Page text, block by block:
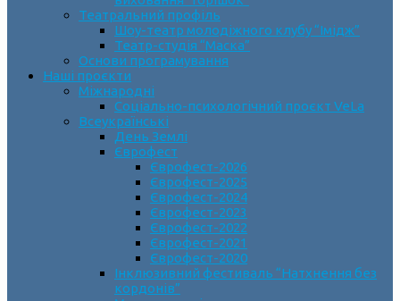
Театральний профіль
Шоу-театр молодіжного клубу “Імідж”
Театр-студія “Маска”
Основи програмування
Наші проєкти
Міжнародні
Соціально-психологічний проєкт VeLa
Всеукраїнські
День Землі
Єврофест
Єврофест-2026
Єврофест-2025
Єврофест-2024
Єврофест-2023
Єврофест-2022
Єврофест-2021
Єврофест-2020
Інклюзивний фестиваль “Натхнення без
кордонів”